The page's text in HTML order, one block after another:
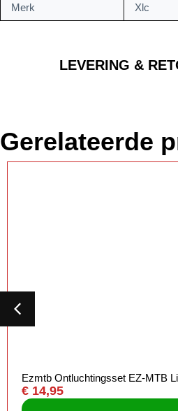
LEVERING &
Merk Xlc
Gerelateerde
Ezmtb Ontluchtingsset EZ-MTB
€ 14,95